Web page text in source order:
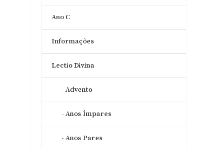
Ano C
Informações
Lectio Divina
Advento
Anos Ímpares
Anos Pares